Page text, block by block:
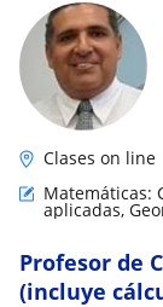
Clases on line
Matemáticas:
aplicadas,
discretas
Profesor de
(incluye